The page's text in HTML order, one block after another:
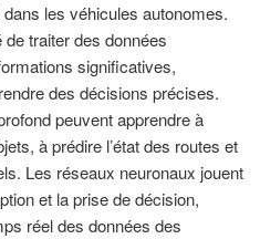
dans les véhicules autonomes.
traiter des données
significatives,
des décisions précises.
peuvent apprendre à
à prédire l’état des routes et
Les réseaux neuronaux jouent
et la prise de décision,
réel des données des